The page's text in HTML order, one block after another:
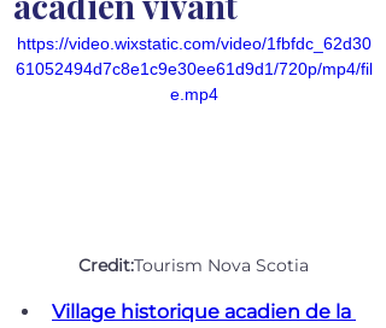
https://video.wixstatic.com/video/1fbfdc_62d30
61052494d7c8e1c9e30ee61d9d1/720p/mp4/fil
e.mp4
Credit:Tourism Nova Scotia
Village historique acadien de la